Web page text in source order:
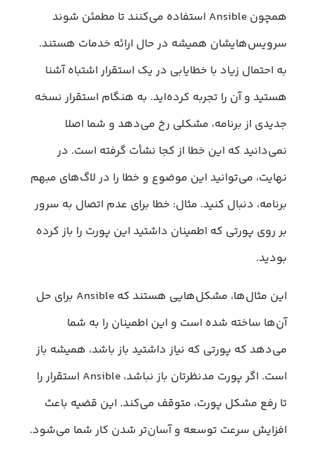
همچون Ansible استفاده می‌کنند تا مطمئن شوند
سرویس‌هایشان همیشه در حال ارائه خدمات هستند.
به احتمال زیاد با خطایابی در یک استقرار اشتباه آشنا
هستید و آن را تجربه کرده‌اید. به هنگام استقرار نسخه
جدیدی از برنامه، مشکلی رخ می‌دهد و شما اصلا
نمی‌دانید که این خطا از کجا نشأت گرفته است. در
نهایت، می‌توانید این موضوع و خطا را در لاگ‌های مبهم
برنامه، دنبال کنید. مثال: خطا برای عدم اتصال به سرور
بر روی پورتی که اطمینان داشتید این پورت را باز کرده
بودید.
این مثال‌ها، مشکل‌هایی هستند که Ansible برای حل
آن‌ها ساخته شده است و این اطمینان را به شما
می‌دهد که پورتی که نیاز داشتید باز باشد، همیشه باز
است. اگر پورت مدنظرتان باز نباشد، Ansible استقرار را
تا رفع مشکل پورت، متوقف می‌کند. این قضیه باعث
افزایش سرعت توسعه و آسان‌تر شدن کار شما می‌شود.